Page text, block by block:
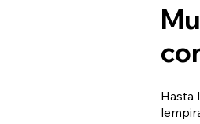
Hasta